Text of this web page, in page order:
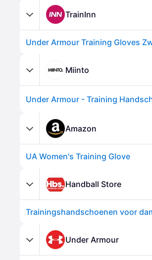
TrainInn
Under Armour Training Gloves
Miinto
Amazon
UA Women's Training Glove
Handball Store
Trainingshandschoenen voor
Under Armour